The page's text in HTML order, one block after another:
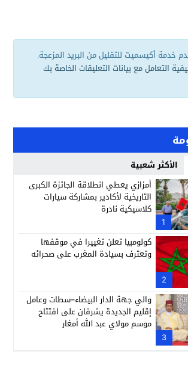
خدمة أكيسميت للتقليل من البريد المزعجة.
التعامل مع بيانات التعليقات الخاصة بك
الأكثر شعبية
1
أمزازي يعطي انطلاقة الجائزة الكبرى
التاريخية لأكادير بمشاركة سيارات
كلاسيكية نادرة
2
كولومبيا تعلن تغييرا في موقفها
وتعترف بسيادة المغرب على صحرائه
3
والي جهة الدار البيضاء–سطات وعامل
إقليم الجديدة يشرفان على افتتاح
موسم مولاي عبد الله أمغار